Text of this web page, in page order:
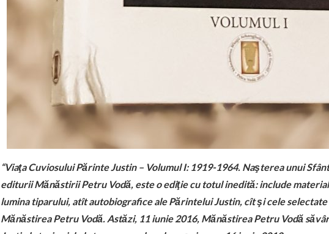
“Viaţa Cuviosului Părinte Justin – Volumul I: 1919-1964. Naşterea unui
editurii Mănăstirii Petru Vodă, este o ediţie cu totul inedită: include
lumina tiparului, atît autobiografice ale Părintelui Justin, cît şi cele
Mănăstirea Petru Vodă. Astăzi, 11 iunie 2016, Mănăstirea Petru Vodă